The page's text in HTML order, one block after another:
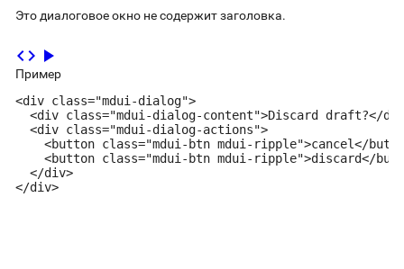
Это диалоговое окно не содержит заголовка.
code play_arrow
Пример
<div class="mdui-dialog">
<div class="mdui-dialog-content">Discard draft?</
  <div class="mdui-dialog-actions">
<button class="mdui-btn mdui-ripple">cancel</
<button class="mdui-btn mdui-ripple">discard</
  </div>
</div>